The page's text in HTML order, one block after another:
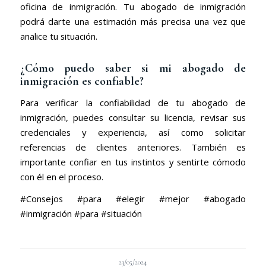
oficina de inmigración. Tu abogado de inmigración
podrá darte una estimación más precisa una vez que
analice tu situación.
¿Cómo puedo saber si mi abogado de
inmigración es confiable?
Para verificar la confiabilidad de tu abogado de
inmigración, puedes consultar su licencia, revisar sus
credenciales y experiencia, así como solicitar
referencias de clientes anteriores. También es
importante confiar en tus instintos y sentirte cómodo
con él en el proceso.
#Consejos #para #elegir #mejor #abogado
#inmigración #para #situación
23/05/2024